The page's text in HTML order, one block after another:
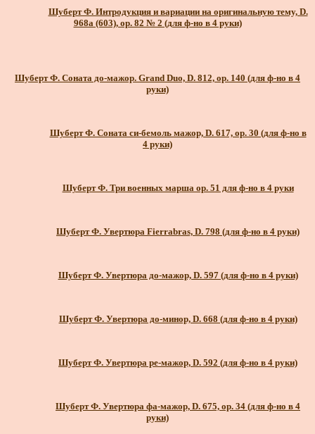
Шуберт Ф. Интродукция и вариации на оригинальную тему, D.
968а (603), ор. 82 № 2 (для ф-но в 4 руки)
Шуберт Ф. Соната до-мажор. Grand Duo, D. 812, ор. 140 (для ф-но в 4
руки)
Шуберт Ф. Соната си-бемоль мажор, D. 617, ор. 30 (для ф-но в
4 руки)
Шуберт Ф. Три военных марша ор. 51 для ф-но в 4 руки
Шуберт Ф. Увертюра Fierrabras, D. 798 (для ф-но в 4 руки)
Шуберт Ф. Увертюра до-мажор, D. 597 (для ф-но в 4 руки)
Шуберт Ф. Увертюра до-минор, D. 668 (для ф-но в 4 руки)
Шуберт Ф. Увертюра ре-мажор, D. 592 (для ф-но в 4 руки)
Шуберт Ф. Увертюра фа-мажор, D. 675, ор. 34 (для ф-но в 4
руки)